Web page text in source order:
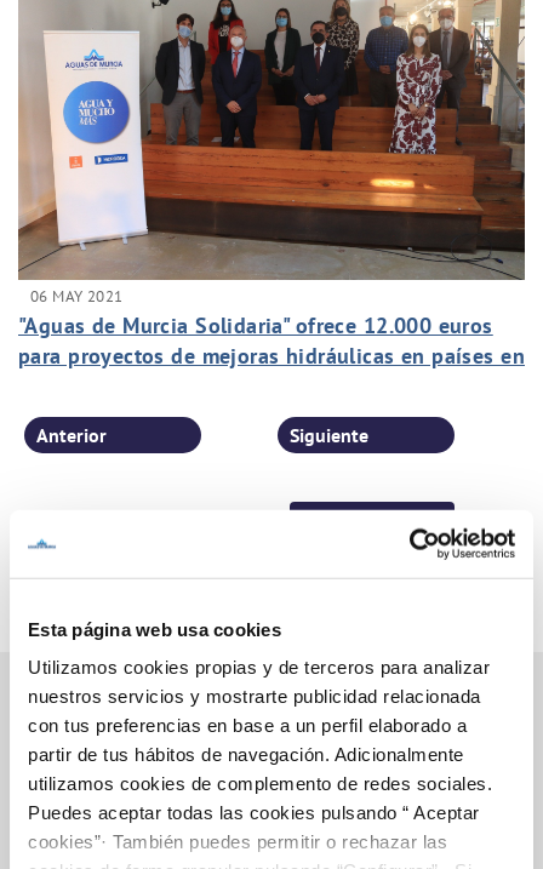
Esta página web usa cookies
Utilizamos cookies propias y de terceros para analizar
nuestros servicios y mostrarte publicidad relacionada
con tus preferencias en base a un perfil elaborado a
partir de tus hábitos de navegación. Adicionalmente
utilizamos cookies de complemento de redes sociales.
Puedes aceptar todas las cookies pulsando “ Aceptar
cookies”· También puedes permitir o rechazar las
06 MAY 2021
"Aguas de Murcia Solidaria" ofrece 12.000 euros
para proyectos de mejoras hidráulicas en países en
Anterior Siguiente
Inicio